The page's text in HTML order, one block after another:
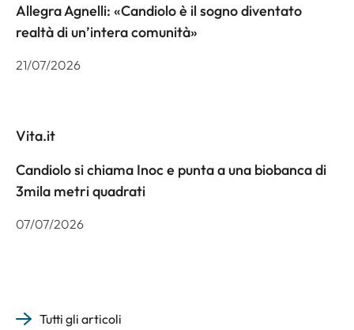
Allegra Agnelli: «Candiolo è il sogno diventato
realtà di un’intera comunità»
21/07/2026
Vita.it
Candiolo si chiama Inoc e punta a una biobanca di
3mila metri quadrati
07/07/2026
Tutti gli articoli